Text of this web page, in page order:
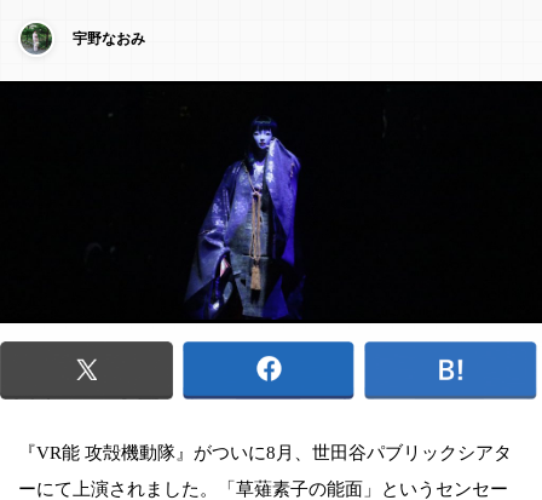
宇野なおみ
『VR能 攻殻機動隊』がついに8月、世田谷パブリックシアタ
ーにて上演されました。「草薙素子の能面」というセンセー